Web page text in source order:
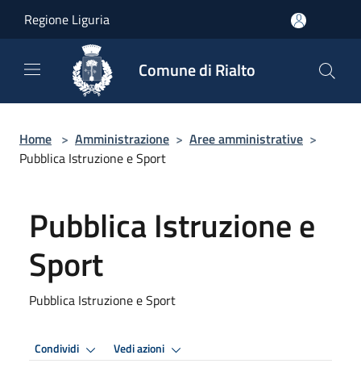
Regione Liguria
Comune di Rialto
Home > Amministrazione > Aree amministrative >
Pubblica Istruzione e Sport
Pubblica Istruzione e
Sport
Pubblica Istruzione e Sport
Condividi Vedi azioni